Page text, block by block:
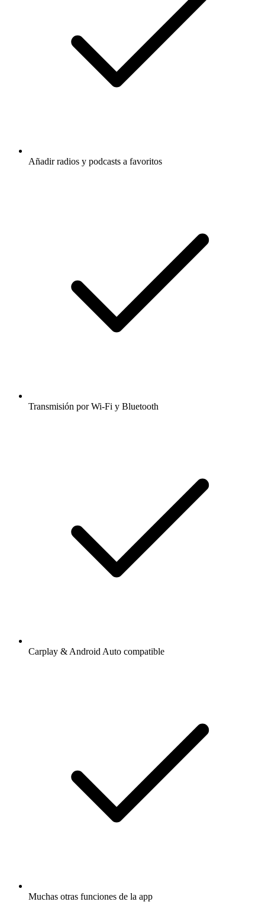
Añadir radios y podcasts a favoritos
Transmisión por Wi-Fi y Bluetooth
Carplay & Android Auto compatible
Muchas otras funciones de la app